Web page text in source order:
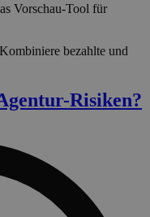
Vorschau-Tool für
Kombiniere bezahlte und
Risiken?